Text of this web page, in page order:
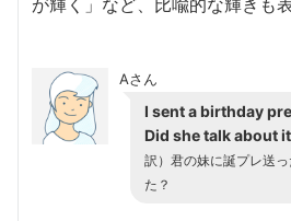
Aさん
I sent a birthday
Did she talk about
訳）君の妹に誕プレ送
た？